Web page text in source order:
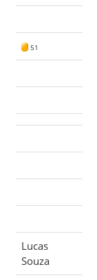
51
Lucas
Souza